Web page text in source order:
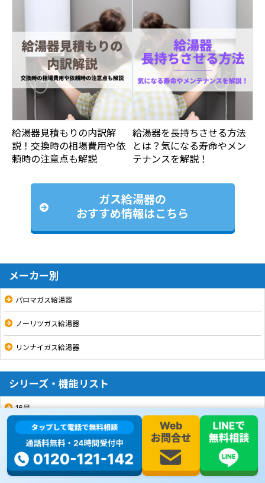
給湯器見積もりの内訳解
説！交換時の相場費用や依
頼時の注意点も解説
給湯器を長持ちさせる方法
とは？気になる寿命やメン
テナンスを解説！
ガス給湯器の
おすすめ情報はこちら
メーカー別
パロマガス給湯器
ノーリツガス給湯器
リンナイガス給湯器
シリーズ・機能リスト
16号
20号
24号